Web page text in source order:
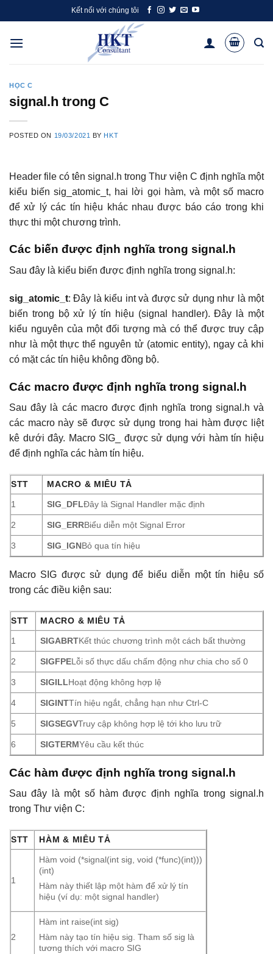
to
content
Kết nối với chúng tôi
HỌC C
signal.h trong C
POSTED ON 19/03/2021 BY HKT
Header file có tên signal.h trong Thư viện C định nghĩa một
kiểu biến sig_atomic_t, hai lời gọi hàm, và một số macro
để xử lý các tín hiệu khác nhau được báo cáo trong khi
thực thi một chương trình.
Các biến được định nghĩa trong signal.h
Sau đây là kiểu biến được định nghĩa trong signal.h:
sig_atomic_t: Đây là kiểu int và được sử dụng như là một
biến trong bộ xử lý tín hiệu (signal handler). Đây là một
kiểu nguyên của một đối tượng mà có thể được truy cập
như là một thực thể nguyên tử (atomic entity), ngay cả khi
có mặt các tín hiệu không đồng bộ.
Các macro được định nghĩa trong signal.h
Sau đây là các macro được định nghĩa trong signal.h và
các macro này sẽ được sử dụng trong hai hàm được liệt
kê dưới đây. Macro SIG_ được sử dụng với hàm tín hiệu
để định nghĩa các hàm tín hiệu.
STT MACRO & MIÊU TẢ
1 SIG_DFLĐây là Signal Handler mặc định
2 SIG_ERRBiểu diễn một Signal Error
3 SIG_IGNBỏ qua tín hiệu
Macro SIG được sử dụng để biểu diễn một tín hiệu số
trong các điều kiện sau:
STT MACRO & MIÊU TẢ
1 SIGABRTKết thúc chương trình một cách bất thường
2 SIGFPELỗi số thực dấu chấm động như chia cho số 0
3 SIGILLHoạt động không hợp lệ
4 SIGINTTín hiệu ngắt, chẳng hạn như Ctrl-C
5 SIGSEGVTruy cập không hợp lệ tới kho lưu trữ
6 SIGTERMYêu cầu kết thúc
Các hàm được định nghĩa trong signal.h
Sau đây là một số hàm được định nghĩa trong signal.h
trong Thư viện C:
STT HÀM & MIÊU TẢ
1
Hàm void (*signal(int sig, void (*func)(int)))
(int)
Hàm này thiết lập một hàm để xử lý tín
hiệu (ví dụ: một signal handler)
2
Hàm int raise(int sig)
Hàm này tạo tín hiệu sig. Tham số sig là
tương thích với macro SIG